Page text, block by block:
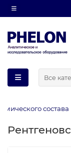
Все
состава